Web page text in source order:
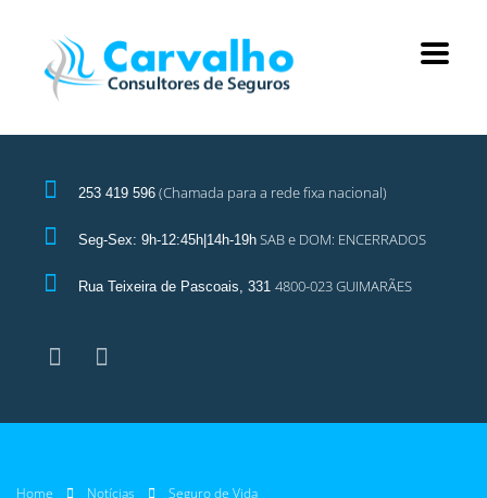
253 419 596 (Chamada para a rede fixa nacional)
Seg-Sex: 9h-12:45h|14h-19h SAB e DOM: ENCERRADOS
Rua Teixeira de Pascoais, 331 4800-023 GUIMARÃES
Home Notícias Seguro de Vida